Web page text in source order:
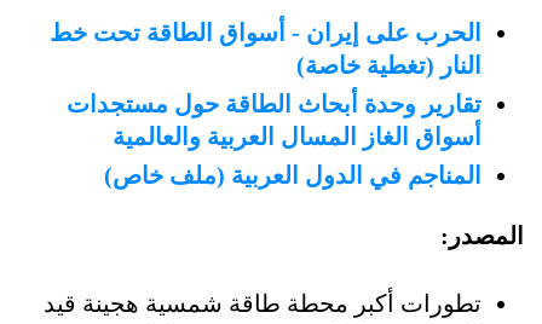
الحرب على إيران - أسواق الطاقة تحت خط
النار (تغطية خاصة)
تقارير وحدة أبحاث الطاقة حول مستجدات
أسواق الغاز المسال العربية والعالمية
المناجم في الدول العربية (ملف خاص)
المصدر:
تطورات أكبر محطة طاقة شمسية هجينة قيد